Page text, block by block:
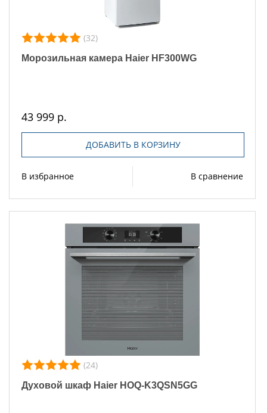
(32)
Морозильная камера Haier HF300WG
43 999 р.
ДОБАВИТЬ В КОРЗИНУ
В избранное В сравнение
(24)
Духовой шкаф Haier HOQ-K3QSN5GG